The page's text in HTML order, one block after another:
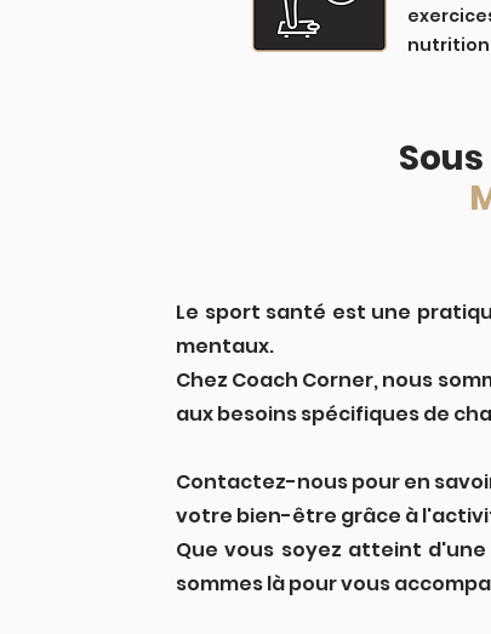
Le sport santé est une
mentaux.
Chez Coach Corner, nous
aux besoins spécifiques de
Contactez-nous pour en
votre bien-être grâce à
Que vous soyez atteint
sommes là pour vous